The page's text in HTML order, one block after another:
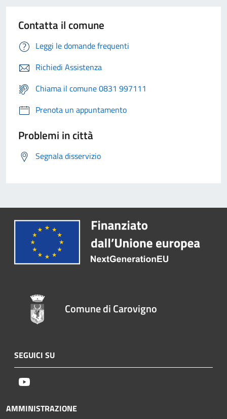
Contatta il comune
Leggi le domande frequenti
Richiedi Assistenza
Chiama il comune 0831 997111
Prenota un appuntamento
Problemi in città
Segnala disservizio
Comune di Carovigno
SEGUICI SU
AMMINISTRAZIONE